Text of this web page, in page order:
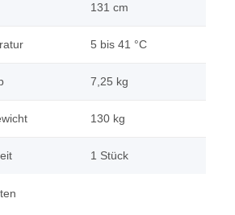
131 cm
5 bis 41 °C
7,25 kg
130 kg
1 Stück